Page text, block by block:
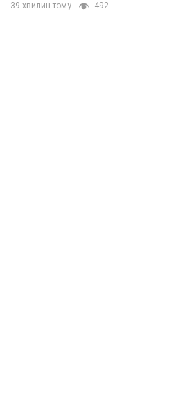
39 хвилин тому 492